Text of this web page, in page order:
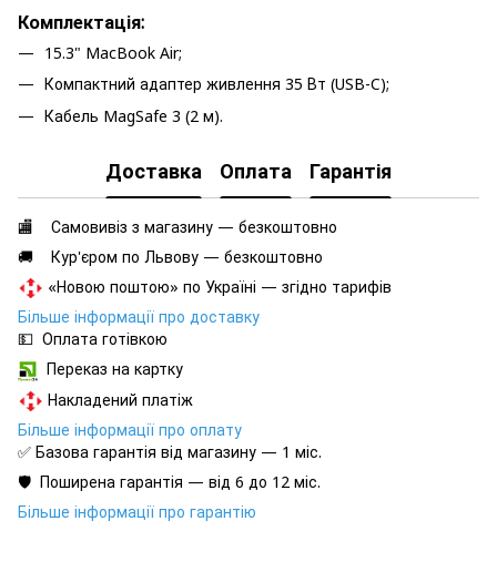
Комплектація:
15.3" MacBook Air;
Компактний адаптер живлення 35 Вт (USB-C);
Кабель MagSafe 3 (2 м).
Доставка Оплата Гарантія
🏬 Самовивіз з магазину — безкоштовно
🚚 Кур'єром по Львову — безкоштовно
«Новою поштою» по Україні — згідно тарифів
Більше інформації про доставку
💵 Оплата готівкою
Переказ на картку
Накладений платіж
Більше інформації про оплату
✅ Базова гарантія від магазину — 1 міс.
🛡️ Поширена гарантія — від 6 до 12 міс.
Більше інформації про гарантію